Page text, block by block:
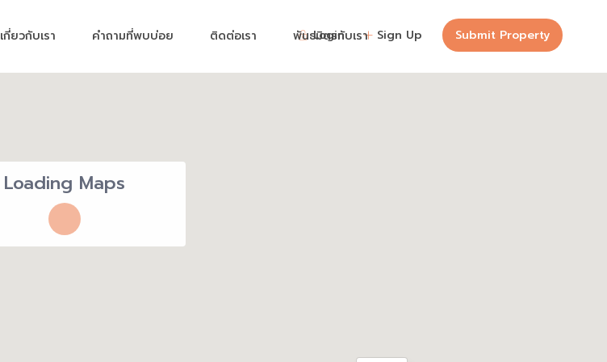
Login Sign Up Submit Property
เกี่ยวกับเรา คำถามที่พบบ่อย ติดต่อเรา พันธมิตรกับเรา
Loading Maps